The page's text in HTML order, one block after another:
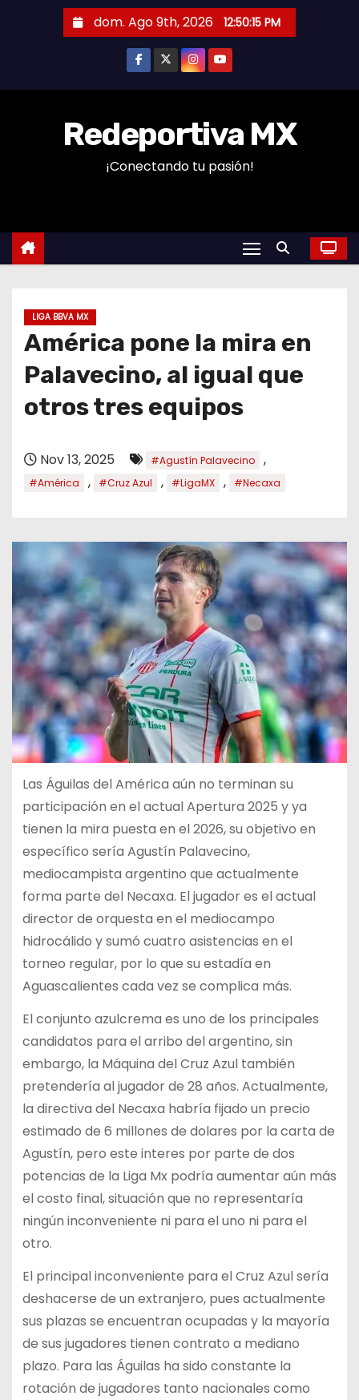
n
dom. Ago 9th, 2026 12:50:16 PM
Redeportiva MX
¡Conectando tu pasión!
LIGA BBVA MX
América pone la mira en
Palavecino, al igual que
otros tres equipos
Nov 13, 2025 #Agustín Palavecino ,
#América , #Cruz Azul , #LigaMX , #Necaxa
Las Águilas del América aún no terminan su
participación en el actual Apertura 2025 y ya
tienen la mira puesta en el 2026, su objetivo en
específico sería Agustín Palavecino,
mediocampista argentino que actualmente
forma parte del Necaxa. El jugador es el actual
director de orquesta en el mediocampo
hidrocálido y sumó cuatro asistencias en el
torneo regular, por lo que su estadía en
Aguascalientes cada vez se complica más.
El conjunto azulcrema es uno de los principales
candidatos para el arribo del argentino, sin
embargo, la Máquina del Cruz Azul también
pretendería al jugador de 28 años. Actualmente,
la directiva del Necaxa habría fijado un precio
estimado de 6 millones de dolares por la carta de
Agustín, pero este interes por parte de dos
potencias de la Liga Mx podría aumentar aún más
el costo final, situación que no representaría
ningún inconveniente ni para el uno ni para el
otro.
El principal inconveniente para el Cruz Azul sería
deshacerse de un extranjero, pues actualmente
sus plazas se encuentran ocupadas y la mayoría
de sus jugadores tienen contrato a mediano
plazo. Para las Águilas ha sido constante la
rotación de jugadores tanto nacionales como